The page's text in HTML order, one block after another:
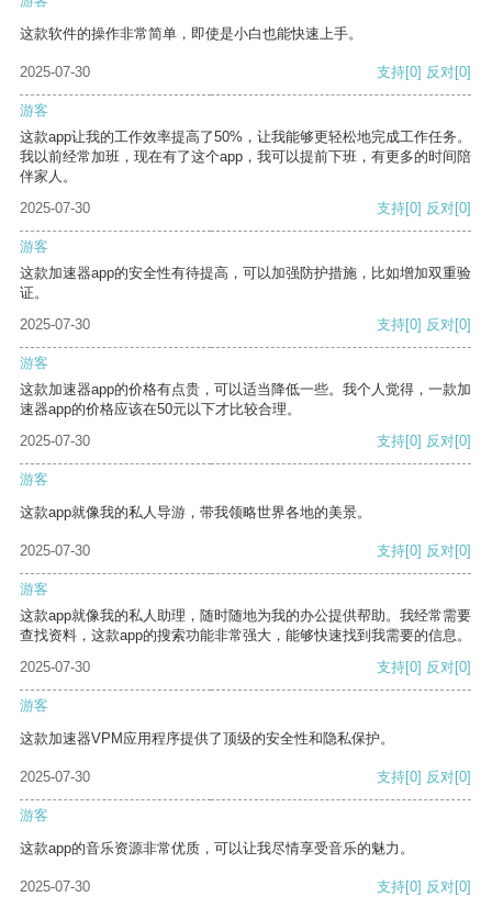
这款软件的操作非常简单，即使是小白也能快速上手。
2025-07-30 支持[0] 反对[0]
游客
这款app让我的工作效率提高了50%，让我能够更轻松地完成工作任务。
我以前经常加班，现在有了这个app，我可以提前下班，有更多的时间陪
伴家人。
2025-07-30
支持[0] 反对[0]
游客
这款加速器app的安全性有待提高，可以加强防护措施，比如增加双重验
证。
2025-07-30
支持[0] 反对[0]
游客
这款加速器app的价格有点贵，可以适当降低一些。我个人觉得，一款加
速器app的价格应该在50元以下才比较合理。
2025-07-30
支持[0] 反对[0]
游客
这款app就像我的私人导游，带我领略世界各地的美景。
2025-07-30 支持[0] 反对[0]
游客
这款app就像我的私人助理，随时随地为我的办公提供帮助。我经常需要
查找资料，这款app的搜索功能非常强大，能够快速找到我需要的信息。
2025-07-30
支持[0] 反对[0]
游客
这款加速器VPM应用程序提供了顶级的安全性和隐私保护。
2025-07-30 支持[0] 反对[0]
游客
这款app的音乐资源非常优质，可以让我尽情享受音乐的魅力。
2025-07-30 支持[0] 反对[0]